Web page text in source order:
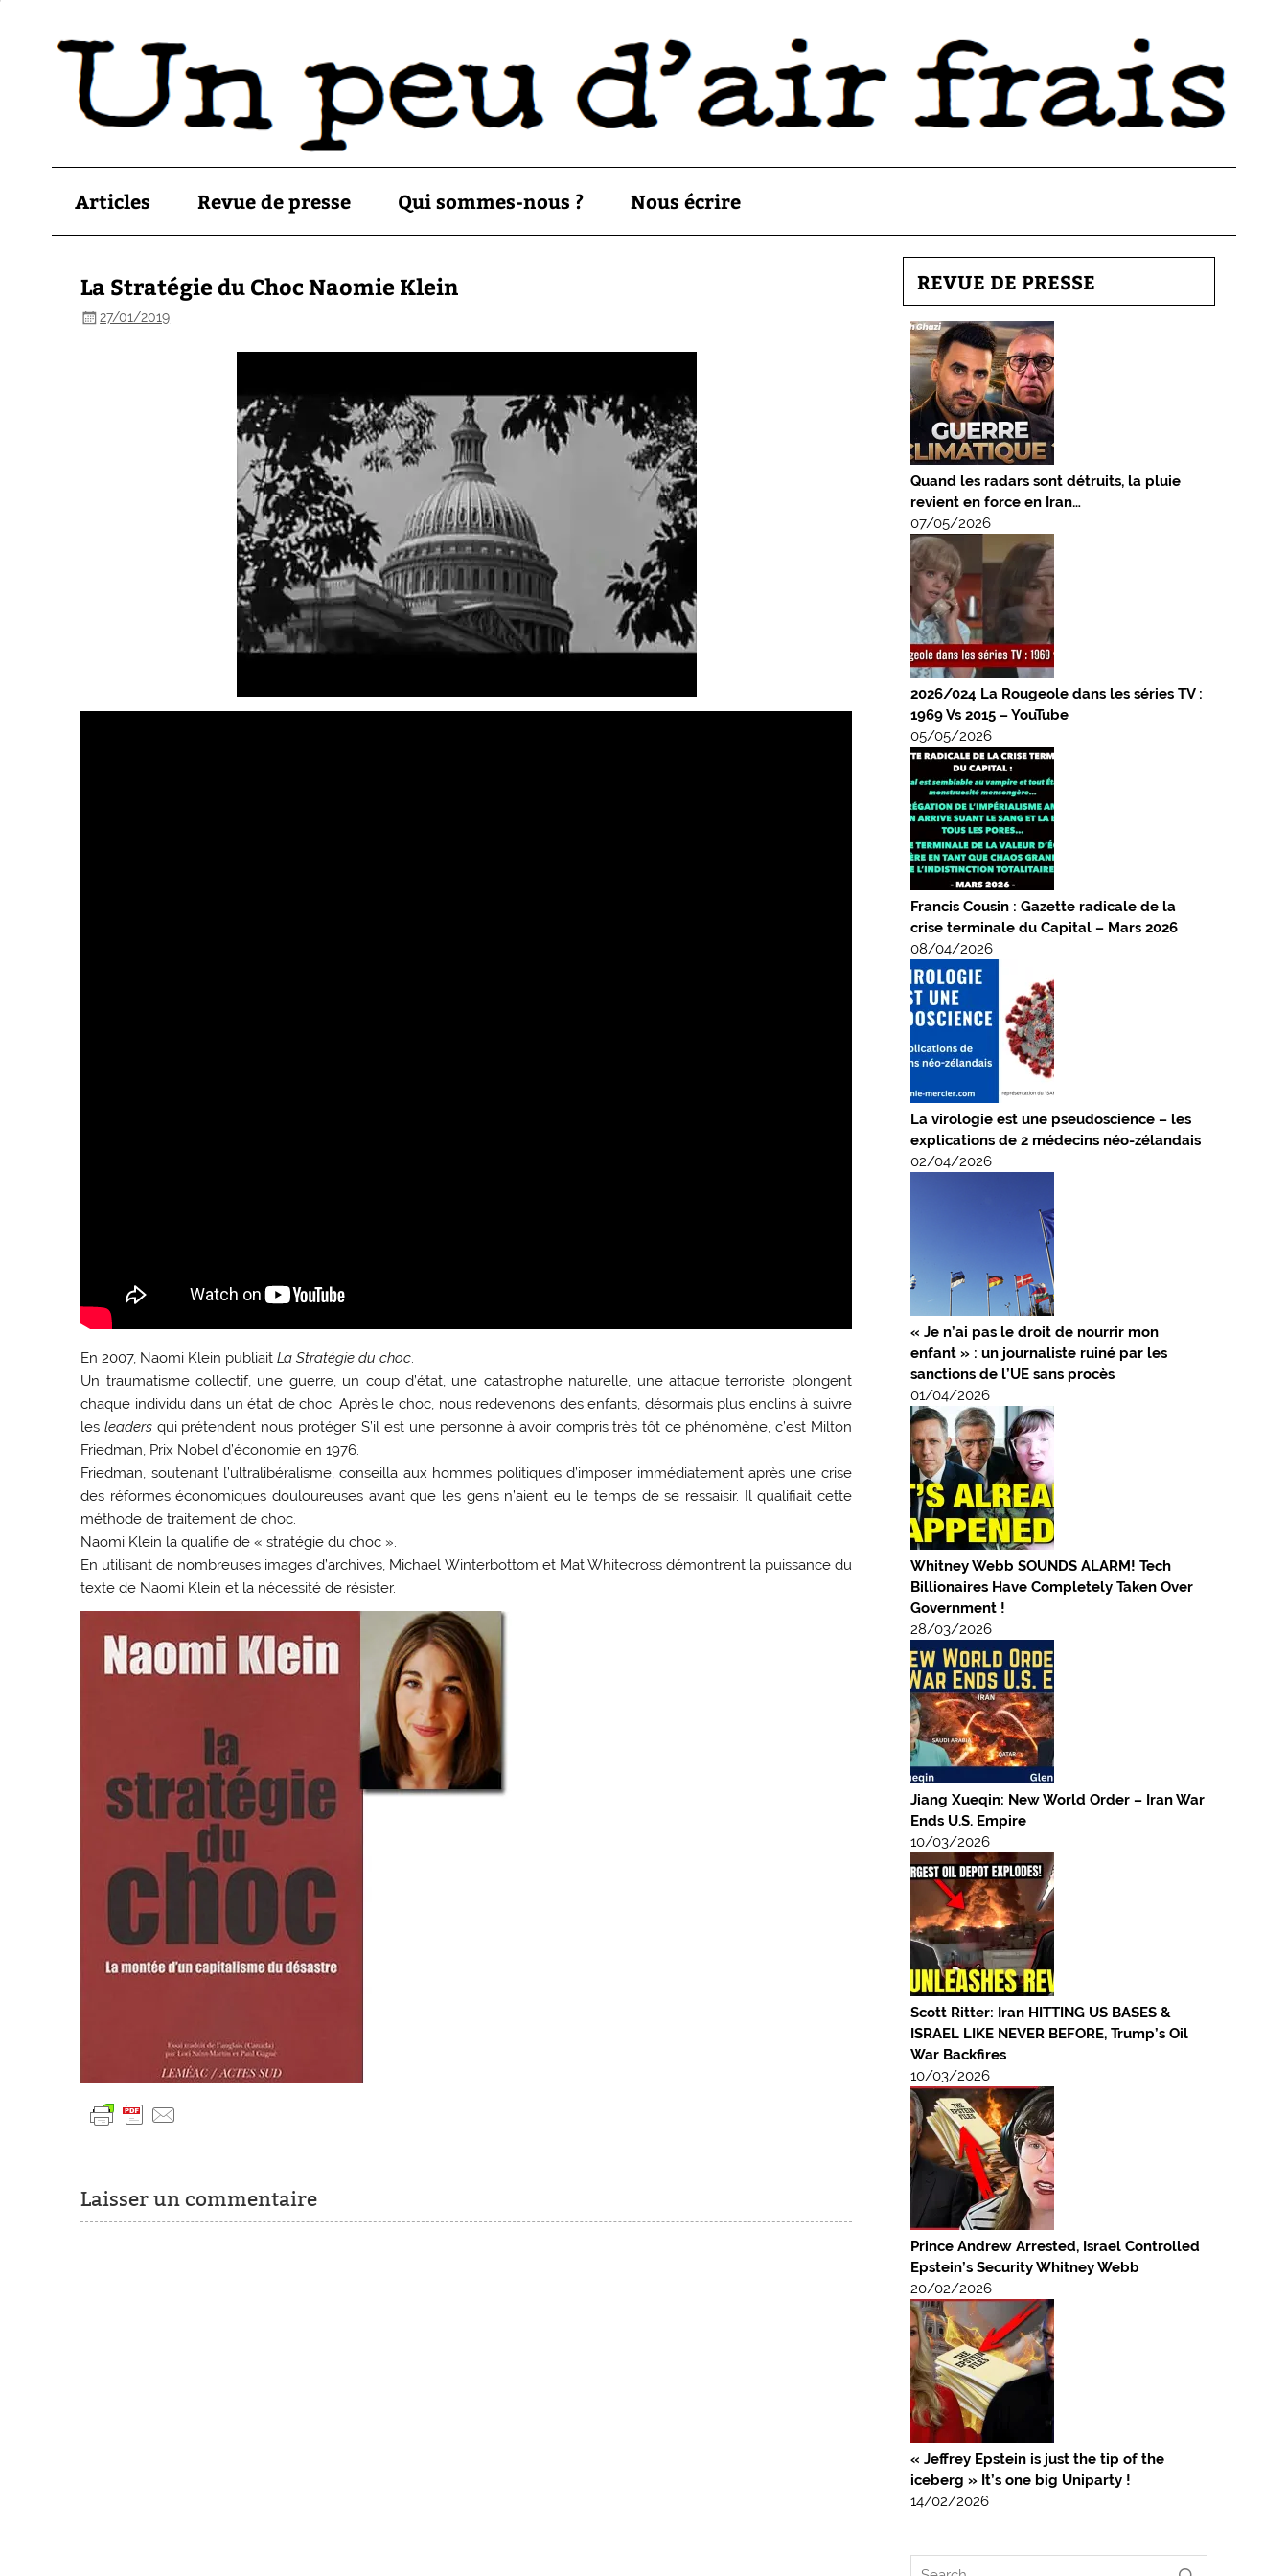
Articles Revue de presse Qui sommes-nous ? Nous écrire
La Stratégie du Choc Naomie Klein
27/01/2019
En 2007, Naomi Klein publiaitLa Stratégie du choc.
Un traumatisme collectif, une guerre, un coup d’état, une catastrophe naturelle, une attaque terroriste plongent
chaque individu dans un état de choc. Après le choc, nous redevenons des enfants, désormais plus enclins à suivre
les leadersqui prétendent nous protéger. S’il est une personne à avoir compris très tôt ce phénomène, c’est Milton
Friedman, Prix Nobel d’économie en 1976.
Friedman, soutenant l’ultralibéralisme, conseilla aux hommes politiques d’imposer immédiatement après une crise
des réformes économiques douloureuses avant que les gens n’aient eu le temps de se ressaisir. Il qualifiait cette
méthode de traitement de choc.
Naomi Klein la qualifie de « stratégie du choc ».
En utilisant de nombreuses images d’archives, Michael Winterbottom et Mat Whitecross démontrent la puissance du
texte de Naomi Klein et la nécessité de résister.
Laisser un commentaire
REVUE DE PRESSE
Quand les radars sont détruits, la pluie
revient en force en Iran…
07/05/2026
2026/024 La Rougeole dans les séries TV :
1969 Vs 2015 – YouTube
05/05/2026
Francis Cousin : Gazette radicale de la
crise terminale du Capital – Mars 2026
08/04/2026
La virologie est une pseudoscience – les
explications de 2 médecins néo-zélandais
02/04/2026
« Je n’ai pas le droit de nourrir mon
enfant » : un journaliste ruiné par les
sanctions de l’UE sans procès
01/04/2026
Whitney Webb SOUNDS ALARM! Tech
Billionaires Have Completely Taken Over
Government !
28/03/2026
Jiang Xueqin: New World Order – Iran War
Ends U.S. Empire
10/03/2026
Scott Ritter: Iran HITTING US BASES &
ISRAEL LIKE NEVER BEFORE, Trump’s Oil
War Backfires
10/03/2026
Prince Andrew Arrested, Israel Controlled
Epstein’s Security Whitney Webb
20/02/2026
« Jeffrey Epstein is just the tip of the
iceberg » It’s one big Uniparty !
14/02/2026